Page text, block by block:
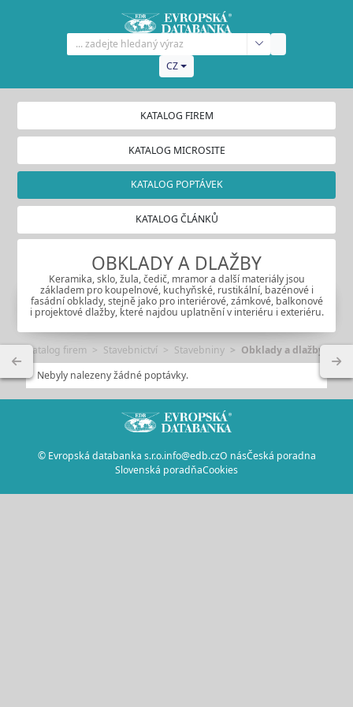
CZ
KATALOG FIREM
KATALOG MICROSITE
KATALOG POPTÁVEK
KATALOG ČLÁNKŮ
OBKLADY A DLAŽBY
Keramika, sklo, žula, čedič, mramor a další materiály jsou
základem pro koupelnové, kuchyňské, rustikální, bazénové i
fasádní obklady, stejně jako pro interiérové, zámkové, balkonové
i projektové dlažby, které najdou uplatnění v interiéru i exteriéru.
Katalog firem Stavebnictví Stavebniny
Obklady a dlažby
Nebyly nalezeny žádné poptávky.
© Evropská databanka s.r.o.info@edb.czO násČeská poradna
Slovenská poradňaCookies